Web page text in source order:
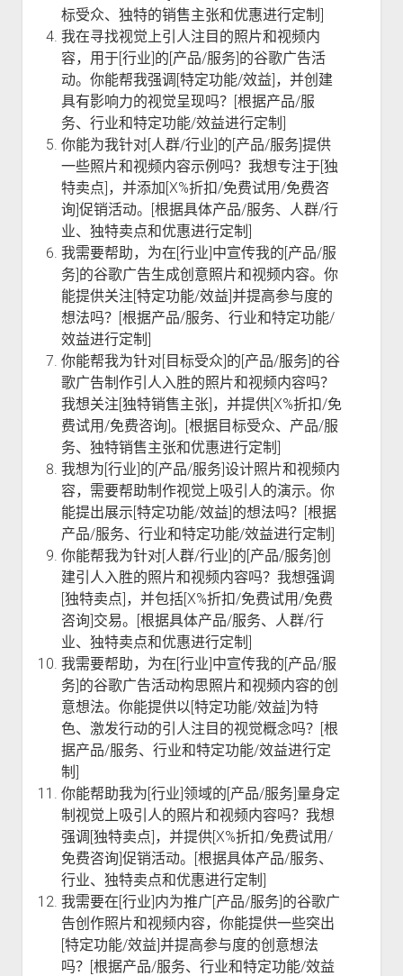
标受众、独特的销售主张和优惠进行定制]
我在寻找视觉上引人注目的照片和视频内
容，用于[行业]的[产品/服务]的谷歌广告活
动。你能帮我强调[特定功能/效益]，并创建
具有影响力的视觉呈现吗？[根据产品/服
务、行业和特定功能/效益进行定制]
你能为我针对[人群/行业]的[产品/服务]提供
一些照片和视频内容示例吗？我想专注于[独
特卖点]，并添加[X%折扣/免费试用/免费咨
询]促销活动。[根据具体产品/服务、人群/行
业、独特卖点和优惠进行定制]
我需要帮助，为在[行业]中宣传我的[产品/服
务]的谷歌广告生成创意照片和视频内容。你
能提供关注[特定功能/效益]并提高参与度的
想法吗？[根据产品/服务、行业和特定功能/
效益进行定制]
你能帮我为针对[目标受众]的[产品/服务]的谷
歌广告制作引人入胜的照片和视频内容吗？
我想关注[独特销售主张]，并提供[X%折扣/免
费试用/免费咨询]。[根据目标受众、产品/服
务、独特销售主张和优惠进行定制]
我想为[行业]的[产品/服务]设计照片和视频内
容，需要帮助制作视觉上吸引人的演示。你
能提出展示[特定功能/效益]的想法吗？[根据
产品/服务、行业和特定功能/效益进行定制]
你能帮我为针对[人群/行业]的[产品/服务]创
建引人入胜的照片和视频内容吗？我想强调
[独特卖点]，并包括[X%折扣/免费试用/免费
咨询]交易。[根据具体产品/服务、人群/行
业、独特卖点和优惠进行定制]
我需要帮助，为在[行业]中宣传我的[产品/服
务]的谷歌广告活动构思照片和视频内容的创
意想法。你能提供以[特定功能/效益]为特
色、激发行动的引人注目的视觉概念吗？[根
据产品/服务、行业和特定功能/效益进行定
制]
你能帮助我为[行业]领域的[产品/服务]量身定
制视觉上吸引人的照片和视频内容吗？我想
强调[独特卖点]，并提供[X%折扣/免费试用/
免费咨询]促销活动。[根据具体产品/服务、
行业、独特卖点和优惠进行定制]
我需要在[行业]内为推广[产品/服务]的谷歌广
告创作照片和视频内容，你能提供一些突出
[特定功能/效益]并提高参与度的创意想法
吗？[根据产品/服务、行业和特定功能/效益